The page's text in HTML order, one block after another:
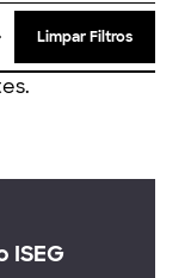
Limpar Filtros
ISEG